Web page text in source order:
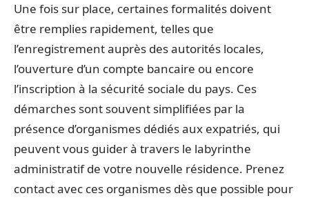
Une fois sur place, certaines formalités doivent
être remplies rapidement, telles que
l’enregistrement auprès des autorités locales,
l’ouverture d’un compte bancaire ou encore
l’inscription à la sécurité sociale du pays. Ces
démarches sont souvent simplifiées par la
présence d’organismes dédiés aux expatriés, qui
peuvent vous guider à travers le labyrinthe
administratif de votre nouvelle résidence. Prenez
contact avec ces organismes dès que possible pour